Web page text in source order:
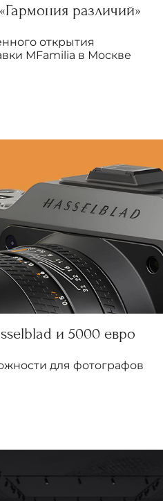
различий»
открытия
MFamilia в Москве
и 5000 евро
для фотографов